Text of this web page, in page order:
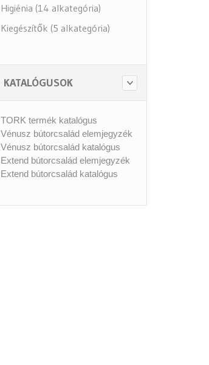
Higiénia (14 alkategória)
Kiegészítők (5 alkategória)
KATALÓGUSOK
TORK termék katalógus
Vénusz bútorcsalád elemjegyzék
Vénusz bútorcsalád katalógus
Extend bútorcsalád elemjegyzék
Extend bútorcsalád katalógus